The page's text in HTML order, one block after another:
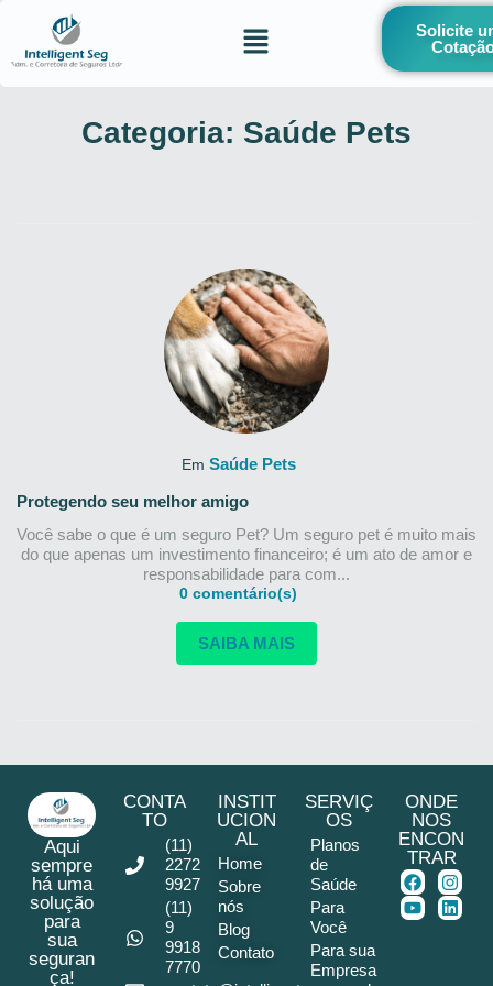
Solicite
Categoria: Saúde Pets
Em Saúde Pets
Protegendo seu melhor amigo
Você sabe o que é um seguro Pet? Um seguro pet é muito mais
do que apenas um investimento financeiro; é um ato de amor e
responsabilidade para com...
0 comentário(s)
SAIBA MAIS
Aqui
sempre
há uma
solução
para
sua
seguran
ça!
CONTA
TO
(11)
2272
9927
(11)
9
9918
7770
INSTIT
UCION
AL
Home
Sobre
nós
Blog
Contato
SERVIÇ
OS
Planos
de
Saúde
Para
Você
Para sua
Empresa
ONDE
NOS
ENCON
TRAR